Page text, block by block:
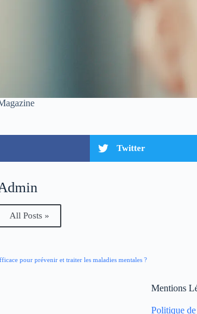
Twitter
All Posts »
pour prévenir et traiter les maladies mentales ?
Mentions
Politique